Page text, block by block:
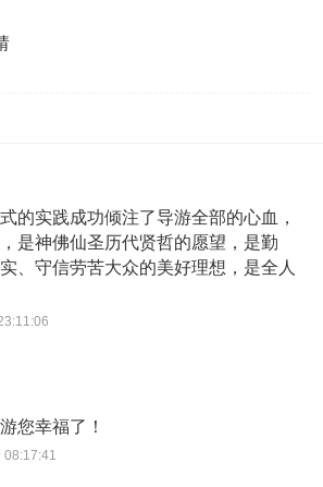
的实践成功倾注了导游全部的心血，
是神佛仙圣历代贤哲的愿望，是勤
、守信劳苦大众的美好理想，是全人
您幸福了！